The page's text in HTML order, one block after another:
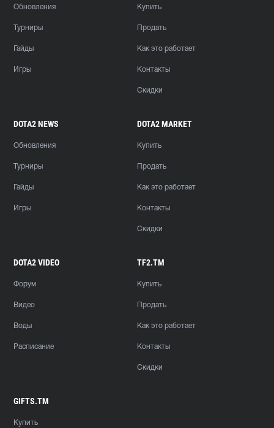
Обновления
Турниры
Гайды
Игры
Купить
Продать
Как это работает
Контакты
Скидки
DOTA2 NEWS
Обновления
Турниры
Гайды
Игры
DOTA2 MARKET
Купить
Продать
Как это работает
Контакты
Скидки
DOTA2 VIDEO
Форум
Видео
Воды
Расписание
TF2.TM
Купить
Продать
Как это работает
Контакты
Скидки
GIFTS.TM
Купить